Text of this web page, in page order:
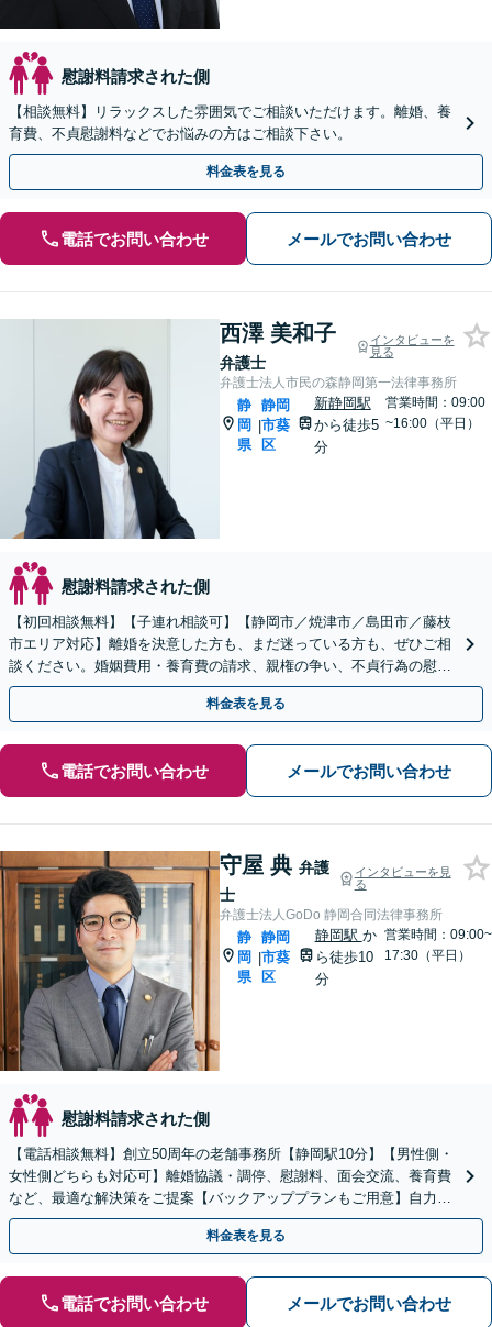
慰謝料請求された側
【相談無料】リラックスした雰囲気でご相談いただけます。離婚、養
育費、不貞慰謝料などでお悩みの方はご相談下さい。
料金表を見る
電話でお問い合わせ メールでお問い合わせ
西澤 美和子
弁護士
インタビューを
見る
弁護士法人市民の森静岡第一法律事務所
静
岡
県
|
静岡
市葵
区
新静岡駅
から徒歩5
分
営業時間：09:00
~16:00（平日）
慰謝料請求された側
【初回相談無料】【子連れ相談可】【静岡市／焼津市／島田市／藤枝
市エリア対応】離婚を決意した方も、まだ迷っている方も、ぜひご相
談ください。婚姻費用・養育費の請求、親権の争い、不貞行為の慰謝
料請求、離婚原因の有無、財産分与など
料金表を見る
電話でお問い合わせ メールでお問い合わせ
守屋 典 弁護
士
インタビューを見
る
弁護士法人GoDo 静岡合同法律事務所
静
岡
県
|
静岡
市葵
区
静岡駅 か
ら徒歩10
分
営業時間：09:00~
17:30（平日）
慰謝料請求された側
【電話相談無料】創立50周年の老舗事務所【静岡駅10分】【男性側・
女性側どちらも対応可】離婚協議・調停、慰謝料、面会交流、養育費
など、最適な解決策をご提案【バックアッププランもご用意】自力で
書面作成をしたい方におすすめ【法テラス可】
料金表を見る
電話でお問い合わせ メールでお問い合わせ